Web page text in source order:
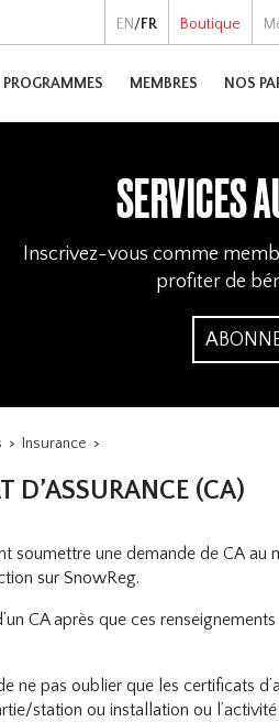
EN/FR Boutique
PROGRAMMES MEMBRES NOS
SERVICES
Inscrivez-vous comme
profiter de
> Insurance >
D’ASSURANCE (CA)
soumettre une demande de CA
sur SnowReg.
CA après que ces
ne pas oublier que les certificats
station ou installation ou